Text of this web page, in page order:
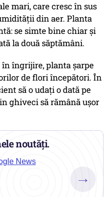
mari, care cresc în sus
din aer. Planta
se simte bine chiar și
la două săptămâni.
îngrijire, planta șarpe
de flori începători. În
să o udați o dată pe
ghiveci să rămână ușor
noutăți.
News
→